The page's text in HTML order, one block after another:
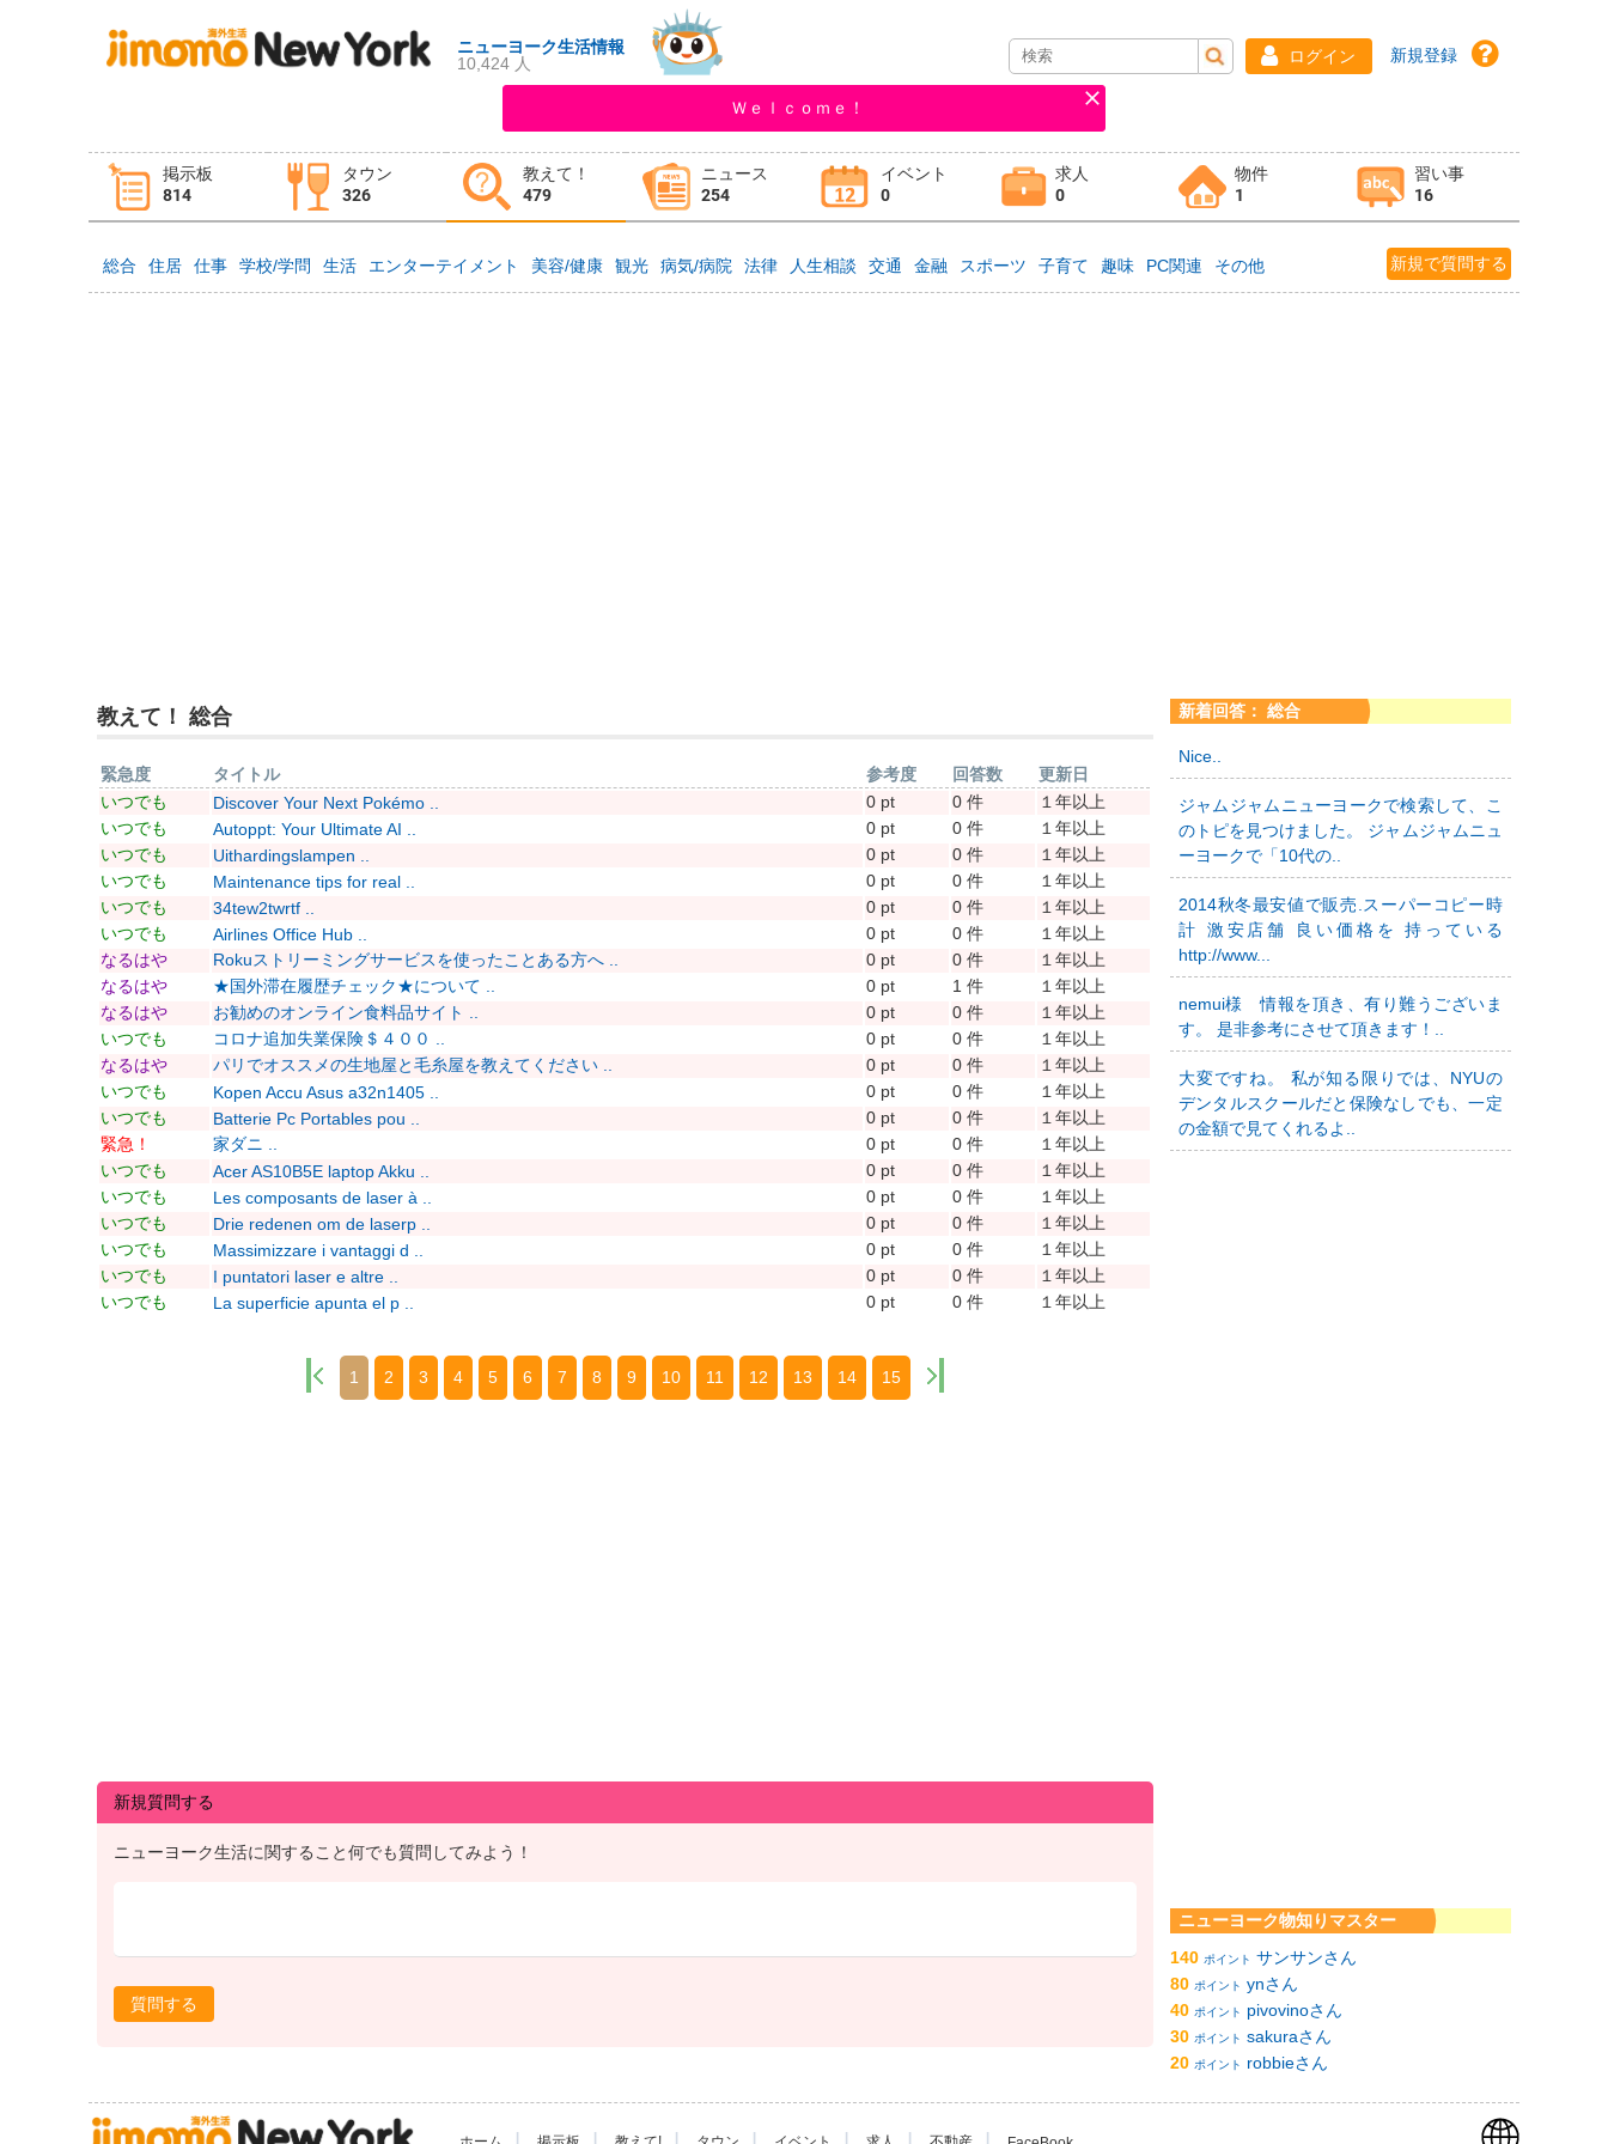
ニューヨーク生活情報
10,424 人
ログイン 新規登録
Ｗｅｌｃｏｍｅ！
掲示板
814
タウン
326
教えて！
479
ニュース
254
イベント
0
求人
0
物件
1
習い事
16
タウン情報 教えて！
イベント 求人
総合 住居 仕事 学校/学問 生活 エンターテイメント 美容/健康 観光 病気/病院 法律 人生相談 交通 金融 スポーツ 子育て 趣味 PC関連 その他 新規で質問する
教えて！ 総合
緊急度 タイトル 参考度 回答数
更新日
いつでも
Discover Your Next Pokémo .. 0 pt 0 件
１年以上
いつでも
Autoppt: Your Ultimate AI .. 0 pt 0 件
１年以上
いつでも
Uithardingslampen .. 0 pt 0 件
１年以上
いつでも
Maintenance tips for real .. 0 pt 0 件
１年以上
いつでも
34tew2twrtf .. 0 pt 0 件
１年以上
いつでも
Airlines Office Hub .. 0 pt 0 件
１年以上
なるはや
Rokuストリーミングサービスを使ったことある方へ .. 0 pt 0 件
１年以上
なるはや
★国外滞在履歴チェック★について .. 0 pt 1 件
１年以上
なるはや
お勧めのオンライン食料品サイト .. 0 pt 0 件
１年以上
いつでも
コロナ追加失業保険＄４００ .. 0 pt 0 件
１年以上
なるはや
パリでオススメの生地屋と毛糸屋を教えてください .. 0 pt 0 件
１年以上
いつでも
Kopen Accu Asus a32n1405 .. 0 pt 0 件
１年以上
いつでも
Batterie Pc Portables pou .. 0 pt 0 件
１年以上
緊急！
家ダニ .. 0 pt 0 件
１年以上
いつでも
Acer AS10B5E laptop Akku .. 0 pt 0 件
１年以上
いつでも
Les composants de laser à .. 0 pt 0 件
１年以上
いつでも
Drie redenen om de laserp .. 0 pt 0 件
１年以上
いつでも
Massimizzare i vantaggi d .. 0 pt 0 件
１年以上
いつでも
I puntatori laser e altre .. 0 pt 0 件
１年以上
いつでも
La superficie apunta el p .. 0 pt 0 件 １年以上
1 2 3 4 5 6 7 8 9 10 11 12 13 14 15
新規質問する
ニューヨーク生活に関すること何でも質問してみよう！
質問する
新着回答： 総合
Nice..
ジャムジャムニューヨークで検索して、こ
のトピを見つけました。 ジャムジャムニュ
ーヨークで「10代の..
2014秋冬最安値で販売.スーパーコピー時
計 激安店舗 良い価格を 持っている
http://www...
nemui様 情報を頂き、有り難うございま
す。 是非参考にさせて頂きます！..
大変ですね。 私が知る限りでは、NYUの
デンタルスクールだと保険なしでも、一定
の金額で見てくれるよ..
ニューヨーク物知りマスター
140 ポイント サンサンさん
80 ポイント ynさん
40 ポイント
pivovinoさん
30 ポイント sakuraさん
20 ポイント robbieさん